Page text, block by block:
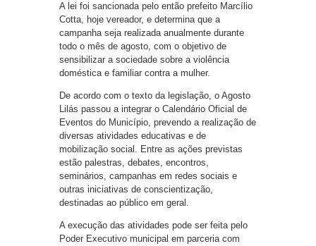
A lei foi sancionada pelo então prefeito Marcílio
Cotta, hoje vereador, e determina que a
campanha seja realizada anualmente durante
todo o mês de agosto, com o objetivo de
sensibilizar a sociedade sobre a violência
doméstica e familiar contra a mulher.
De acordo com o texto da legislação, o Agosto
Lilás passou a integrar o Calendário Oficial de
Eventos do Município, prevendo a realização de
diversas atividades educativas e de
mobilização social. Entre as ações previstas
estão palestras, debates, encontros,
seminários, campanhas em redes sociais e
outras iniciativas de conscientização,
destinadas ao público em geral.
A execução das atividades pode ser feita pelo
Poder Executivo municipal em parceria com